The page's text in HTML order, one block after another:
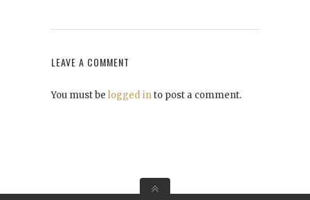
LEAVE A COMMENT
You must be logged into post a comment.